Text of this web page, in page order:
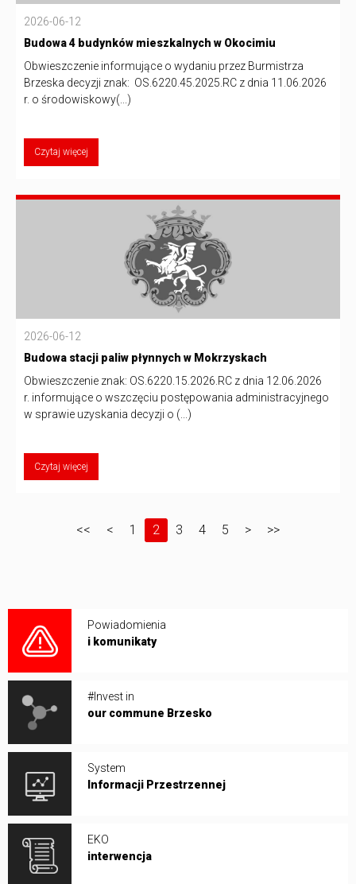
2026-06-12
Budowa 4 budynków mieszkalnych w Okocimiu
Obwieszczenie informujące o wydaniu przez Burmistrza
Brzeska decyzji znak: OS.6220.45.2025.RC z dnia 11.06.2026
r. o środowiskowy(...)
Czytaj więcej
2026-06-12
Budowa stacji paliw płynnych w Mokrzyskach
Obwieszczenie znak: OS.6220.15.2026.RC z dnia 12.06.2026
r. informujące o wszczęciu postępowania administracyjnego
w sprawie uzyskania decyzji o (...)
Czytaj więcej
<< < 1 2 3 4 5 > >>
Powiadomienia
i komunikaty
#Invest in
our commune Brzesko
System
Informacji Przestrzennej
EKO
interwencja